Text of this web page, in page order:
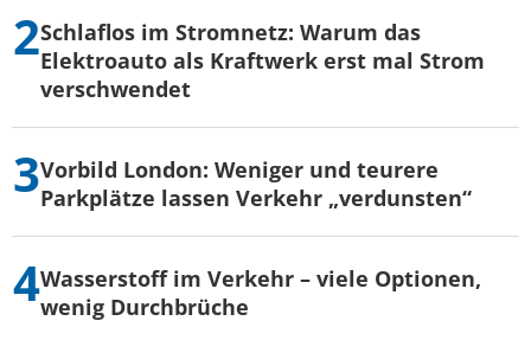
Schlaflos im Stromnetz: Warum das
Elektroauto als Kraftwerk erst mal Strom
verschwendet
Vorbild London: Weniger und teurere
Parkplätze lassen Verkehr „verdunsten“
Wasserstoff im Verkehr – viele Optionen,
wenig Durchbrüche